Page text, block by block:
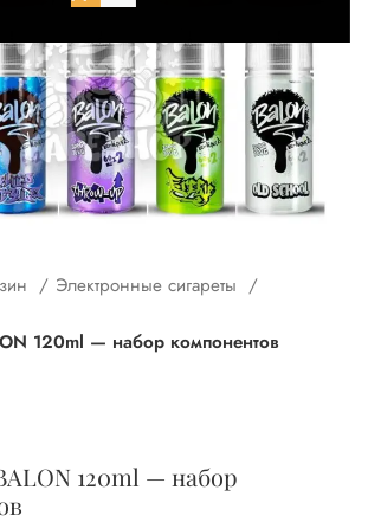
для увеличения
Электронные сигареты
120ml — набор компонентов
120ml — набор